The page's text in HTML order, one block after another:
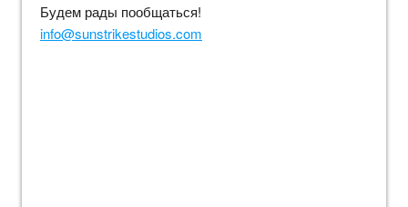
Будем рады пообщаться!
info@sunstrikestudios.com